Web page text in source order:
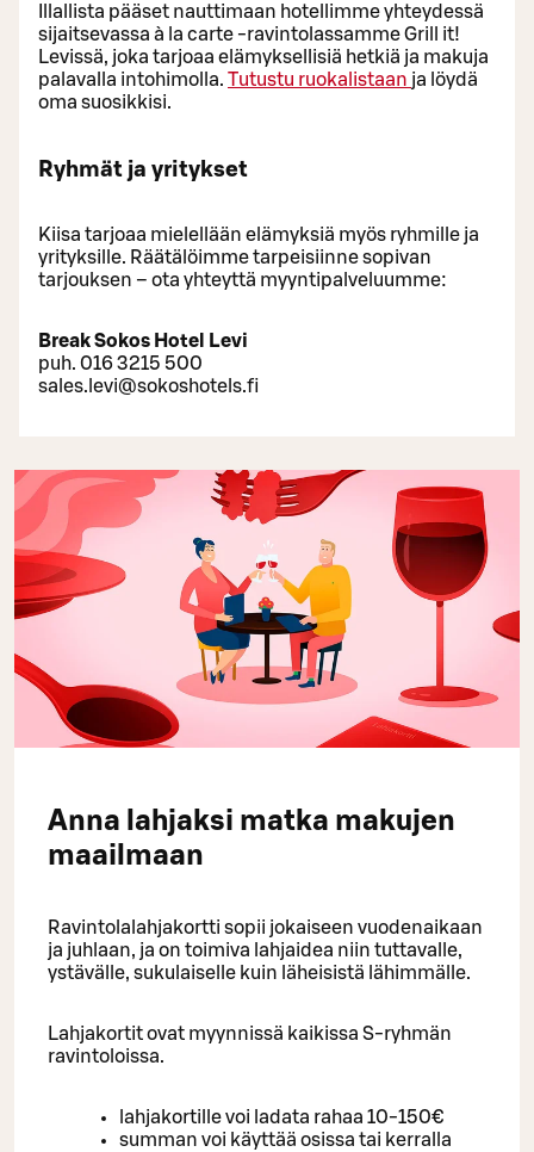
Illallista pääset nauttimaan hotellimme yhteydessä
sijaitsevassa à la carte -ravintolassamme Grill it!
Levissä, joka tarjoaa elämyksellisiä hetkiä ja makuja
palavalla intohimolla. Tutustu ruokalistaan ja löydä
oma suosikkisi.
Ryhmät ja yritykset
Kiisa tarjoaa mielellään elämyksiä myös ryhmille ja
yrityksille. Räätälöimme tarpeisiinne sopivan
tarjouksen – ota yhteyttä myyntipalveluumme:
Break Sokos Hotel Levi
puh. 016 3215 500
sales.levi@sokoshotels.fi
Anna lahjaksi matka makujen
maailmaan
Ravintolalahjakortti sopii jokaiseen vuodenaikaan
ja juhlaan, ja on toimiva lahjaidea niin tuttavalle,
ystävälle, sukulaiselle kuin läheisistä lähimmälle.
Lahjakortit ovat myynnissä kaikissa S-ryhmän
ravintoloissa.
lahjakortille voi ladata rahaa 10-150€
summan voi käyttää osissa tai kerralla